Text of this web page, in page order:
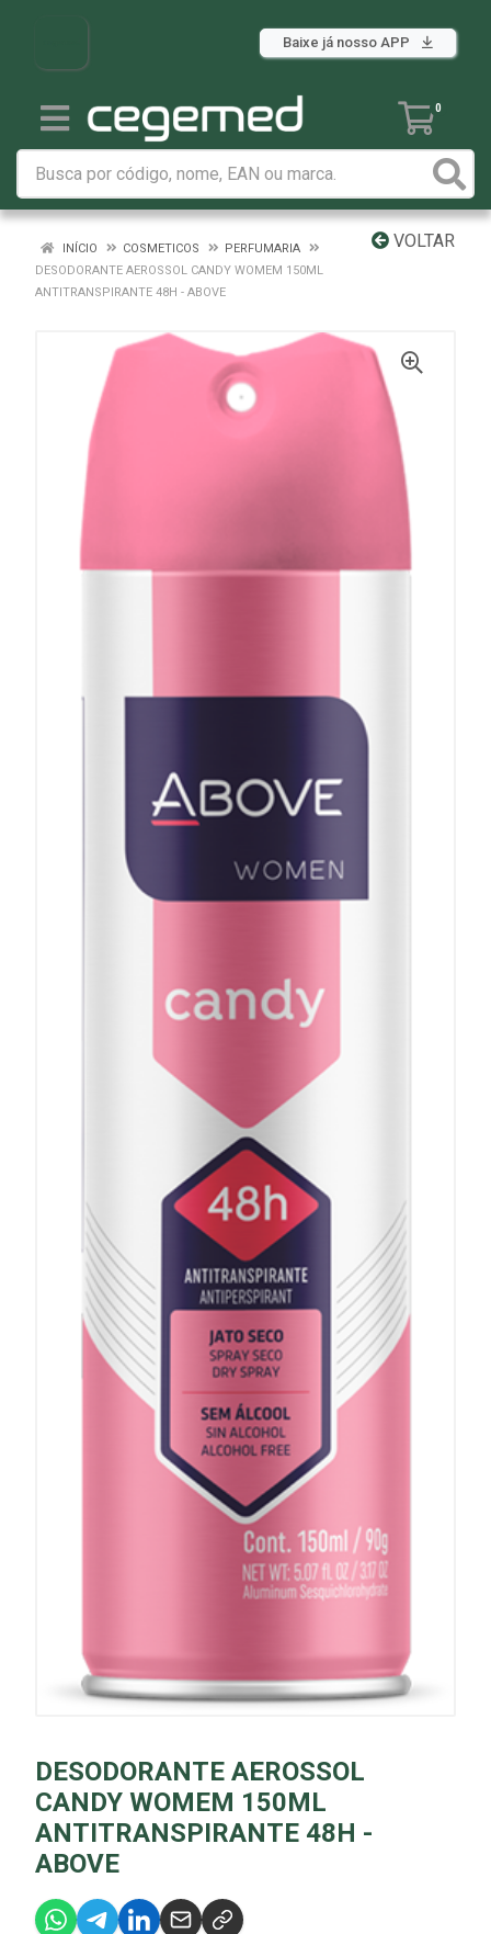
Baixe já nosso APP
0
VOLTAR
INÍCIO COSMETICOS
PERFUMARIA
DESODORANTE AEROSSOL CANDY WOMEM 150ML
ANTITRANSPIRANTE 48H - ABOVE
DESODORANTE AEROSSOL
CANDY WOMEM 150ML
ANTITRANSPIRANTE 48H -
ABOVE